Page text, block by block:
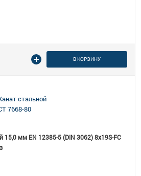
В КОРЗИНУ
мм EN 12385-5 (DIN 3062) 8х19S-FC